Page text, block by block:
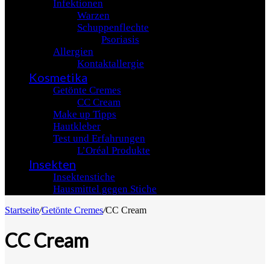
Infektionen
Warzen
Schuppenflechte
Psoriasis
Allergien
Kontaktallergie
Kosmetika
Getönte Cremes
CC Cream
Make up Tipps
Hautkleber
Test und Erfahrungen
L’Oréal Produkte
Insekten
Insektenstiche
Hausmittel gegen Stiche
Startseite/Getönte Cremes/CC Cream
CC Cream